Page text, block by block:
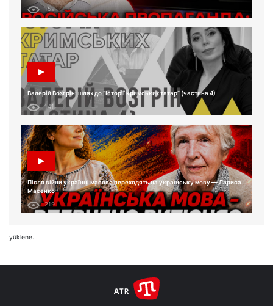
152
Валерій Возгрін: шлях до “Історії кримських татар” (частина 4)
141
Після війни українці масово переходять на українську мову — Лариса
Масенко
219
yüklene...